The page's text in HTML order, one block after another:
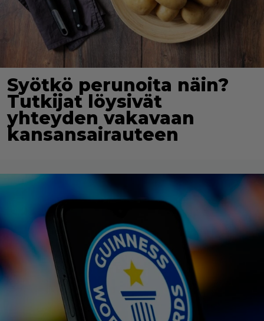
Syötkö perunoita näin?
Tutkijat löysivät
yhteyden vakavaan
kansansairauteen